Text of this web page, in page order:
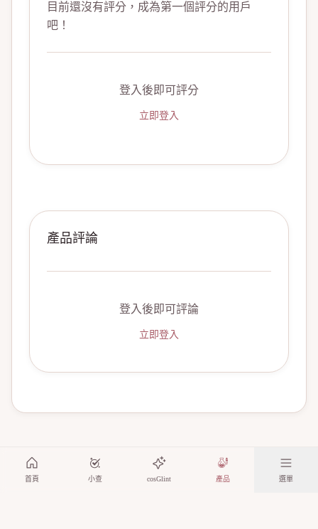
目前還沒有評分，成為第一個評分的用戶
吧！
登入後即可評分
立即登入
產品評論
登入後即可評論
立即登入
首頁 小查 cosGlint 產品 選單